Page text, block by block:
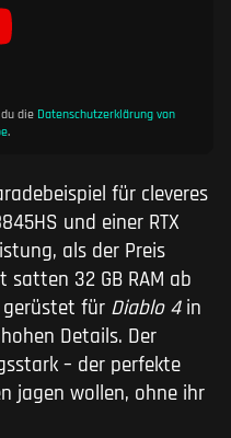
die Datenschutzerklärung von
.
für cleveres
und einer RTX
als der Preis
32 GB RAM ab
für Diablo 4in
Details. Der
– der perfekte
jagen wollen, ohne ihr